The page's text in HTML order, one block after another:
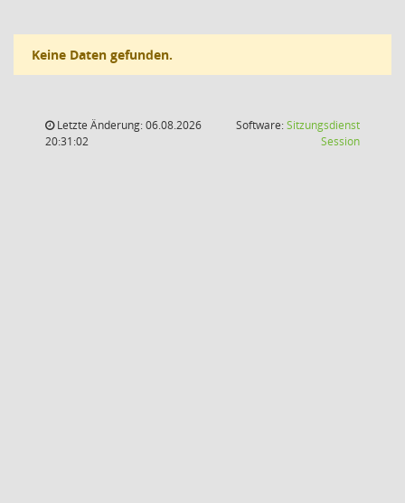
Keine Daten gefunden.
Letzte Änderung: 06.08.2026
20:31:02
Software:Sitzungsdienst
Session(Wird in